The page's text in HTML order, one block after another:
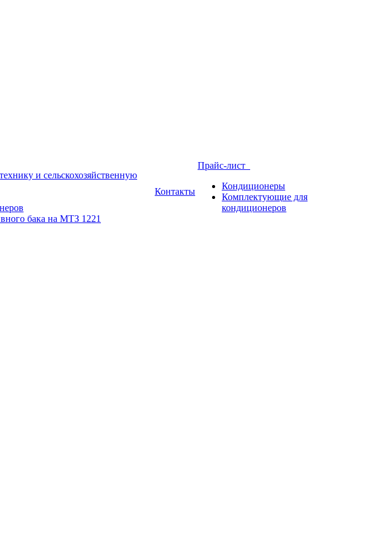
и сельскохозяйственную
бака на МТЗ 1221
Контакты
Прайс-лист
Кондиционеры
Комплектующие для
кондиционеров